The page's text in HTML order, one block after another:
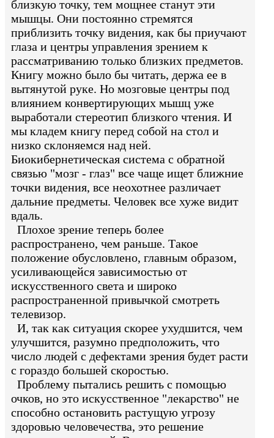
близкую точку, тем мощнее станут эти
мышцы. Они постоянно стремятся
приблизить точку видения, как бы приучают
глаза и центры управления зрением к
рассматриванию только близких предметов.
Книгу можно было бы читать, держа ее в
вытянутой руке. Но мозговые центры под
влиянием конвертирующих мышц уже
выработали стереотип близкого чтения. И
мы кладем книгу перед собой на стол и
низко склоняемся над ней.
Биокибернетическая система с обратной
связью "мозг - глаз" все чаще ищет ближние
точки видения, все неохотнее различает
дальние предметы. Человек все хуже видит
вдаль.
Плохое зрение теперь более
распространено, чем раньше. Такое
положение обусловлено, главным образом,
усиливающейся зависимостью от
искусственного света и широко
распространенной привычкой смотреть
телевизор.
И, так как ситуация скорее ухудшится, чем
улучшится, разумно предположить, что
число людей с дефектами зрения будет расти
с гораздо большей скоростью.
Проблему пытались решить с помощью
очков, но это искусственное "лекарство" не
способно остановить растущую угрозу
здоровью человечества, это решение